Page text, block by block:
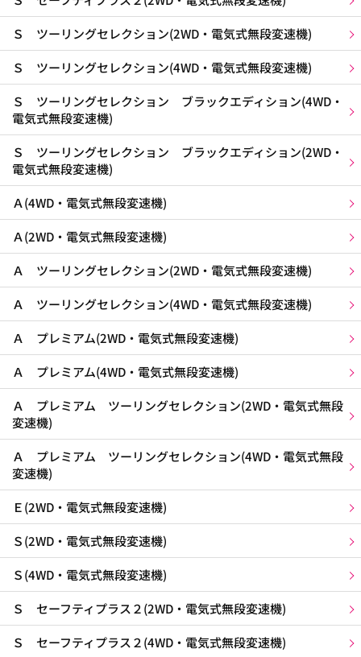
Ｓ ツーリングセレクション(2WD・電気式無段変速機)
Ｓ ツーリングセレクション(4WD・電気式無段変速機)
Ｓ ツーリングセレクション ブラックエディション(4WD・
電気式無段変速機)
Ｓ ツーリングセレクション ブラックエディション(2WD・
電気式無段変速機)
Ａ(4WD・電気式無段変速機)
Ａ(2WD・電気式無段変速機)
Ａ ツーリングセレクション(2WD・電気式無段変速機)
Ａ ツーリングセレクション(4WD・電気式無段変速機)
Ａ プレミアム(2WD・電気式無段変速機)
Ａ プレミアム(4WD・電気式無段変速機)
Ａ プレミアム ツーリングセレクション(2WD・電気式無段
変速機)
Ａ プレミアム ツーリングセレクション(4WD・電気式無段
変速機)
Ｅ(2WD・電気式無段変速機)
Ｓ(2WD・電気式無段変速機)
Ｓ(4WD・電気式無段変速機)
Ｓ セーフティプラス２(2WD・電気式無段変速機)
Ｓ セーフティプラス２(4WD・電気式無段変速機)